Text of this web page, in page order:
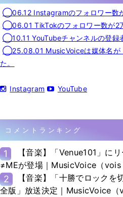
◯06.12 Instagramのフォロワー数
◯06.01 TikTokのフォロワー数が2
◯10.11 YouTubeチャンネルの登録
◯25.08.01 MusicVoiceは媒体名が
た。
Instagram YouTube
コメントランキング
1
【音楽】「Venue101」に
≠MEが登場｜MusicVoice（vois
2
【音楽】「十勝でロック
全版」放送決定｜MusicVoice（